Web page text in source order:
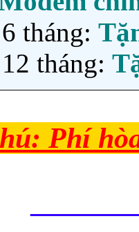
tháng:
tháng:
Phí